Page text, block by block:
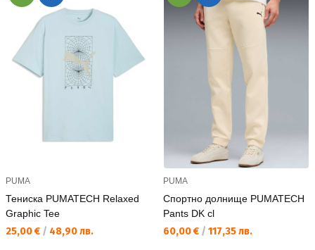
PUMA
Тениска PUMATECH Relaxed
Graphic Tee
Текуща цена:
25,00 € / 48,90 лв.
PUMA
Спортно долнище PUMATECH
Pants DK cl
Текуща цена:
60,00 € / 117,35 лв.